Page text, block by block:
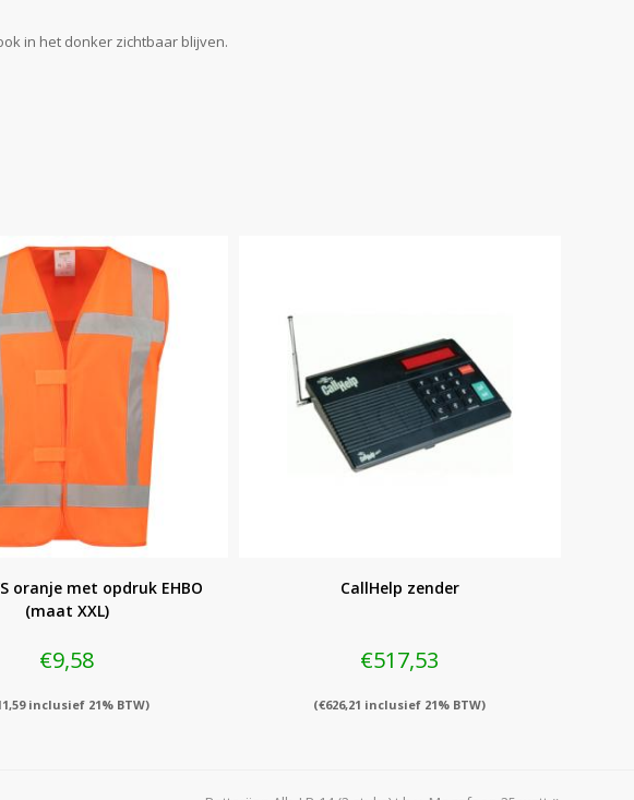
in het donker zichtbaar blijven.
oranje met opdruk EHBO
(maat XXL)
€9,58
inclusief 21% BTW)
CallHelp zender
€517,53
(€626,21 inclusief 21% BTW)